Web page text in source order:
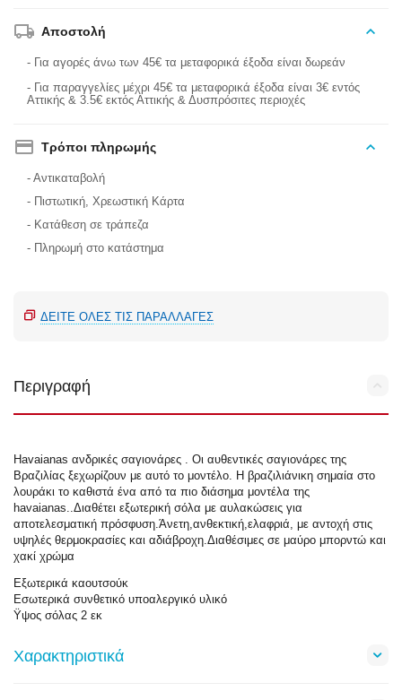
Αποστολή
- Για αγορές άνω των 45€ τα μεταφορικά έξοδα είναι δωρεάν
- Για παραγγελίες μέχρι 45€ τα μεταφορικά έξοδα είναι 3€ εντός
Αττικής & 3.5€ εκτός Αττικής & Δυσπρόσιτες περιοχές
Τρόποι πληρωμής
- Αντικαταβολή
- Πιστωτική, Χρεωστική Κάρτα
- Κατάθεση σε τράπεζα
- Πληρωμή στο κατάστημα
ΔΕΊΤΕ ΌΛΕΣ ΤΙΣ ΠΑΡΑΛΛΑΓΈΣ
Περιγραφή
Havaianas ανδρικές σαγιονάρες . Οι αυθεντικές σαγιονάρες της
Βραζιλίας ξεχωρίζουν με αυτό το μοντέλο. Η βραζιλιάνικη σημαία στο
λουράκι το καθιστά ένα από τα πιο διάσημα μοντέλα της
havaianas..Διαθέτει εξωτερική σόλα με αυλακώσεις για
αποτελεσματική πρόσφυση.Άνετη,ανθεκτική,ελαφριά, με αντοχή στις
υψηλές θερμοκρασίες και αδιάβροχη.Διαθέσιμες σε μαύρο μπορντώ και
χακί χρώμα
Εξωτερικά καουτσούκ
Εσωτερικά συνθετικό υποαλεργικό υλικό
Ϋψος σόλας 2 εκ
Χαρακτηριστικά